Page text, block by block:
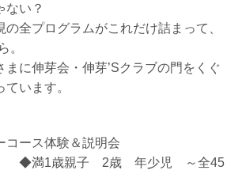
ない？
全プログラムがこれだけ詰まって、
。
まに伸芽会・伸芽’Sクラブの門をくぐ
います。
ース体験＆説明会
◆満1歳親子 2歳 年少児 ～全45